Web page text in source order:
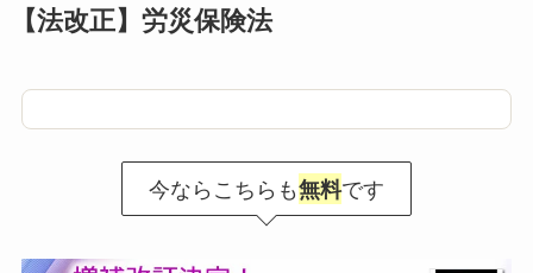
【法改正】労災保険法
今ならこちらも無料です